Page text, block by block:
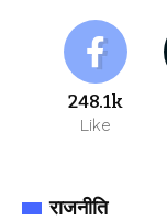
248.1k
Like
राजनीति